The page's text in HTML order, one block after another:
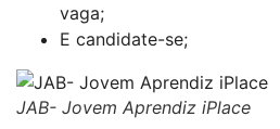
vaga;
E candidate-se;
JAB- Jovem Aprendiz iPlace